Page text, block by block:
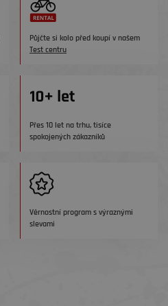
Půjčte si kolo před koupí v našem
Test centru
Přes 10 let na trhu, tisíce
spokojených zákazníků
Věrnostní program s výraznými
slevami